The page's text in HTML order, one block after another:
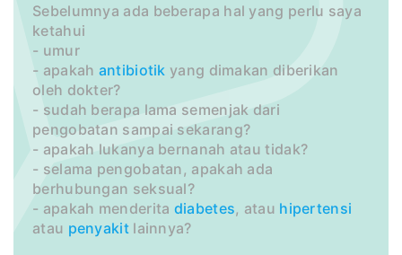
Sebelumnya ada beberapa hal yang perlu saya
ketahui
- umur
- apakah antibiotik yang dimakan diberikan
oleh dokter?
- sudah berapa lama semenjak dari
pengobatan sampai sekarang?
- apakah lukanya bernanah atau tidak?
- selama pengobatan, apakah ada
berhubungan seksual?
- apakah menderita diabetes, atau hipertensi
atau penyakitlainnya?